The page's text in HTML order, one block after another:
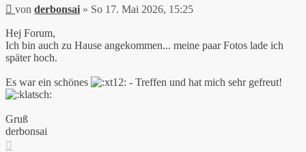
Beitrag
von derbonsai » So 17. Mai 2026, 15:25
Hej Forum,
Ich bin auch zu Hause angekommen... meine paar Fotos lade ich
später hoch.
Es war ein schönes - Treffen und hat mich sehr gefreut!
Gruß
derbonsai